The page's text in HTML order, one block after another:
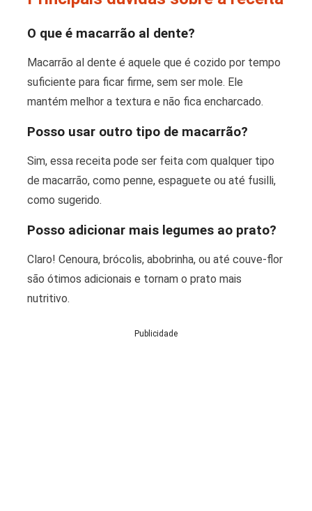
O que é macarrão al dente?
Macarrão al dente é aquele que é cozido por tempo
suficiente para ficar firme, sem ser mole. Ele
mantém melhor a textura e não fica encharcado.
Posso usar outro tipo de macarrão?
Sim, essa receita pode ser feita com qualquer tipo
de macarrão, como penne, espaguete ou até fusilli,
como sugerido.
Posso adicionar mais legumes ao prato?
Claro! Cenoura, brócolis, abobrinha, ou até couve-flor
são ótimos adicionais e tornam o prato mais
nutritivo.
Publicidade